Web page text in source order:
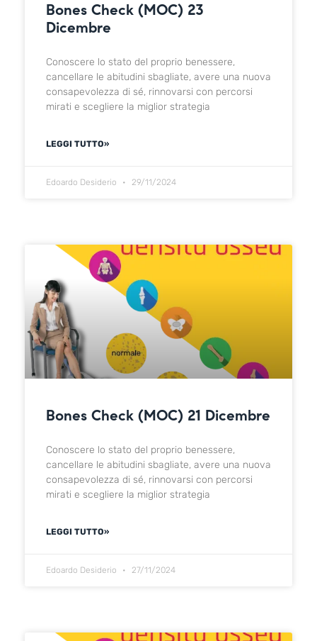
Bones Check (MOC) 23
Dicembre
Conoscere lo stato del proprio benessere,
cancellare le abitudini sbagliate, avere una nuova
consapevolezza di sé, rinnovarsi con percorsi
mirati e scegliere la miglior strategia
LEGGI TUTTO»
Edoardo Desiderio 29/11/2024
Bones Check (MOC) 21 Dicembre
Conoscere lo stato del proprio benessere,
cancellare le abitudini sbagliate, avere una nuova
consapevolezza di sé, rinnovarsi con percorsi
mirati e scegliere la miglior strategia
LEGGI TUTTO»
Edoardo Desiderio 27/11/2024